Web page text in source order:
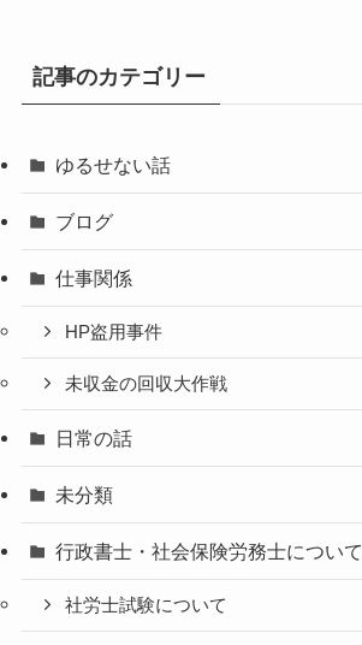
記事のカテゴリー
ゆるせない話
ブログ
仕事関係
HP盗用事件
未収金の回収大作戦
日常の話
未分類
行政書士・社会保険労務士について
社労士試験について